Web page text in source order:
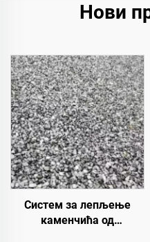
Нови
Систем за лепљење
каменчића од